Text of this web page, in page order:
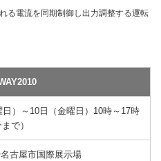
る電流を同期制御し出力調整する運転
）～10日（金曜日）10時～17時
で）
古屋市国際展示場